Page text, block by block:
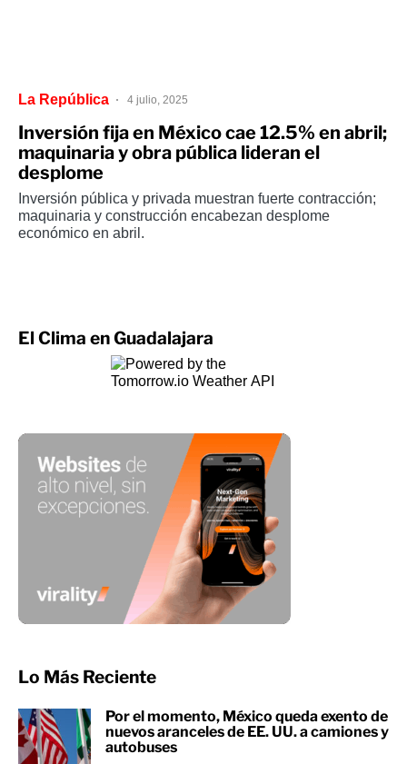
La República 4 julio, 2025
Inversión fija en México cae 12.5% en abril;
maquinaria y obra pública lideran el
desplome
Inversión pública y privada muestran fuerte contracción;
maquinaria y construcción encabezan desplome
económico en abril.
El Clima en Guadalajara
Lo Más Reciente
Por el momento, México queda exento de
nuevos aranceles de EE. UU. a camiones y
autobuses